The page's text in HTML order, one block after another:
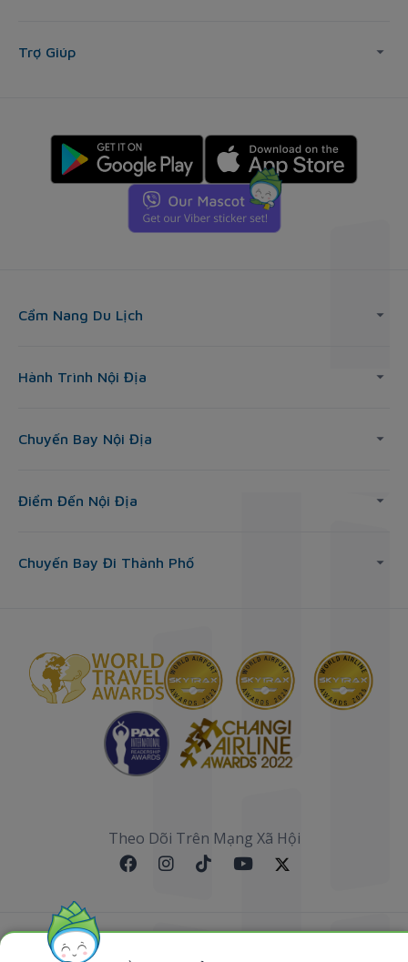
Trợ Giúp
Cẩm Nang Du Lịch
Hành Trình Nội Địa
Chuyến Bay Nội Địa
Điểm Đến Nội Địa
Chuyến Bay Đi Thành Phố
Theo Dõi Trên Mạng Xã Hội
Sơ đồ website